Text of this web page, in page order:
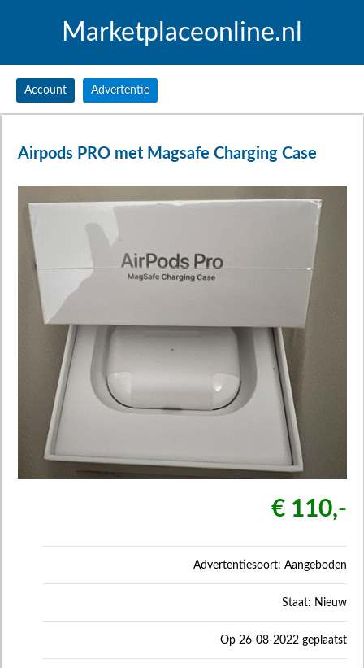
Marketplaceonline.nl
Account Advertentie
Airpods PRO met Magsafe Charging Case
€ 110,-
Advertentiesoort: Aangeboden
Staat: Nieuw
Op 26-08-2022 geplaatst